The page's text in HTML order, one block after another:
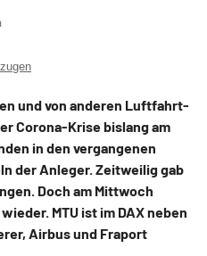
und von anderen Luftfahrt-
Corona-Krise bislang am
in den vergangenen
der Anleger. Zeitweilig gab
Doch am Mittwoch
MTU ist im DAX neben
Airbus und Fraport